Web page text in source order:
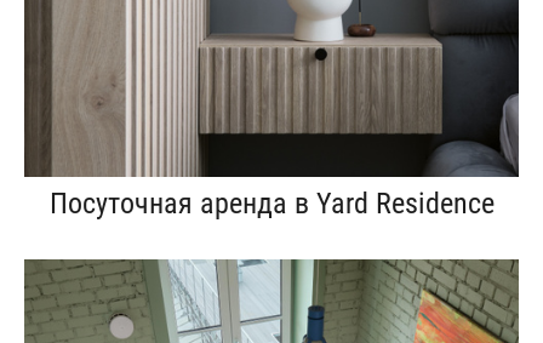
Посуточная аренда в Yard Residence